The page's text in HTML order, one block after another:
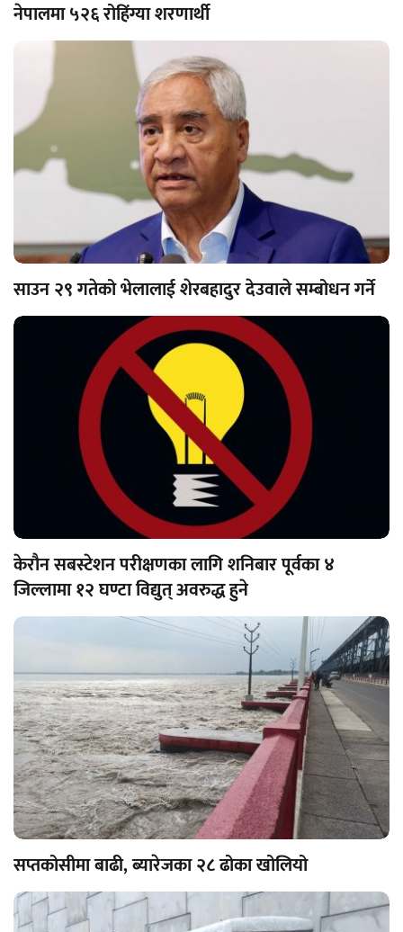
नेपालमा ५२६ रोहिंग्या शरणार्थी
साउन २९ गतेको भेलालाई शेरबहादुर देउवाले सम्बोधन गर्ने
केरौन सबस्टेशन परीक्षणका लागि शनिबार पूर्वका ४
जिल्लामा १२ घण्टा विद्युत् अवरुद्ध हुने
सप्तकोसीमा बाढी, ब्यारेजका २८ ढोका खोलियो